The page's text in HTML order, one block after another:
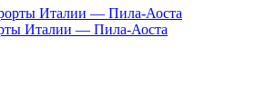
Италии — Пила-Аоста